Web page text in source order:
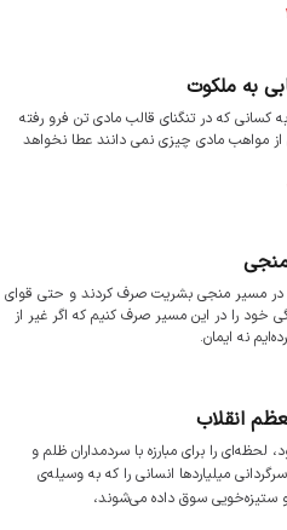
به ملکوت
که در تنگنای قالب مادی تن فرو رفته
از مواهب مادی چیزی نمی دانند عطا نخواهد
در مسیر منجی بشریت صرف کردند و حتی قوای
خود را در این مسیر صرف کنیم که اگر غیر از
نه ایمان.
انقلاب
را برای مبارزه با سردمداران ظلم و
میلیاردها انسانی را که به وسیله‌ی
ستیزه‌‌خویی سوق داده می‌شوند،